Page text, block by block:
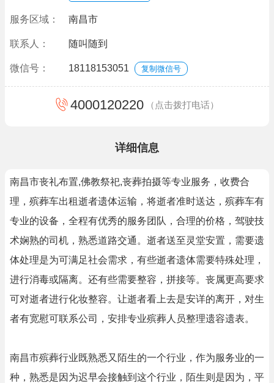
服务区域： 南昌市
联系人： 随叫随到
微信号： 18118153051 复制微信号
4000120220 （点击拨打电话）
详细信息
南昌市丧礼布置,佛教祭祀,丧葬拍摄等专业服务，收费合
理，殡葬车出租逝者遗体运输，将逝者准时送达，殡葬车有
专业的设备，全程有优秀的服务团队，合理的价格，驾驶技
术娴熟的司机，熟悉道路交通。逝者送至灵堂安置，需要遗
体处理是为可满足社会需求，有些逝者遗体需要特殊处理，
进行消毒或隔离。还有些需要整容，拼接等。丧属更高要求
可对逝者进行化妆整容。让逝者看上去是安详的离开，对生
者有宽慰可联系公司，安排专业殡葬人员整理遗容遗表。
南昌市殡葬行业既熟悉又陌生的一个行业，作为服务业的一
种，熟悉是因为迟早会接触到这个行业，陌生则是因为，平